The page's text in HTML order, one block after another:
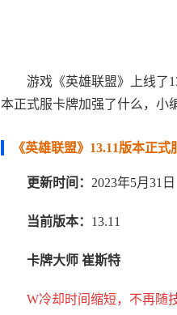
游戏《英雄联盟》上线了
本正式服卡牌加强了什么，小
《英雄联盟》13.11版本正
更新时间： 2023年5月31日
当前版本： 13.11
卡牌大师 崔斯特
W冷却时间缩短，不再随